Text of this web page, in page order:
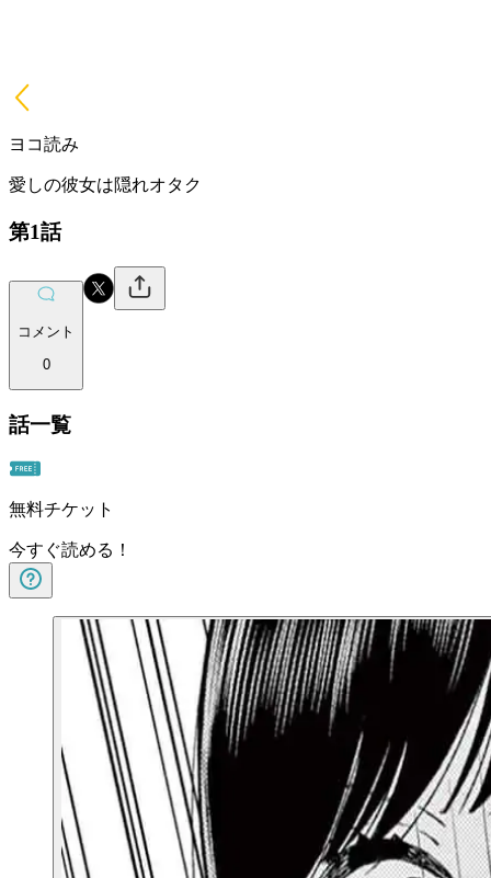
ヨコ読み
愛しの彼女は隠れオタク
第1話
コメント
0
話一覧
無料チケット
今すぐ読める！